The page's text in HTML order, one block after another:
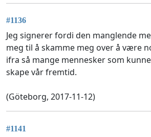
#1136
Jeg signerer fordi den manglende
meg til å skamme meg over å være
ifra så mange mennesker som
skape vår fremtid.
(Göteborg, 2017-11-12)
#1141